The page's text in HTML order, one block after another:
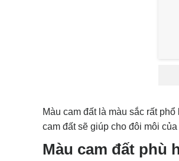
Màu cam đất là màu sắc rất
cam đất sẽ giúp cho đôi môi
Màu cam đất phù